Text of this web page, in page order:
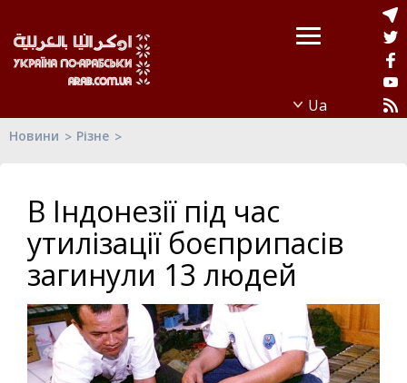
Новини Різне
В Індонезії під час
утилізації боєприпасів
загинули 13 людей